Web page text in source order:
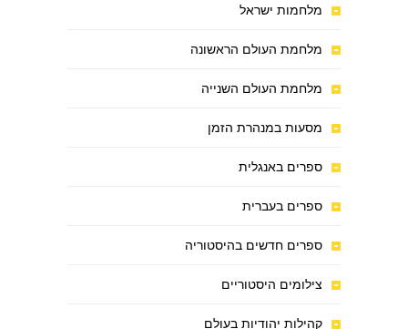
מלחמות ישראל
מלחמת העולם הראשונה
מלחמת העולם השנייה
מסעות במנהרת הזמן
ספרים באנגלית
ספרים בעברית
ספרים חדשים בהיסטוריה
צילומים היסטוריים
קהילות יהודיות בעולם